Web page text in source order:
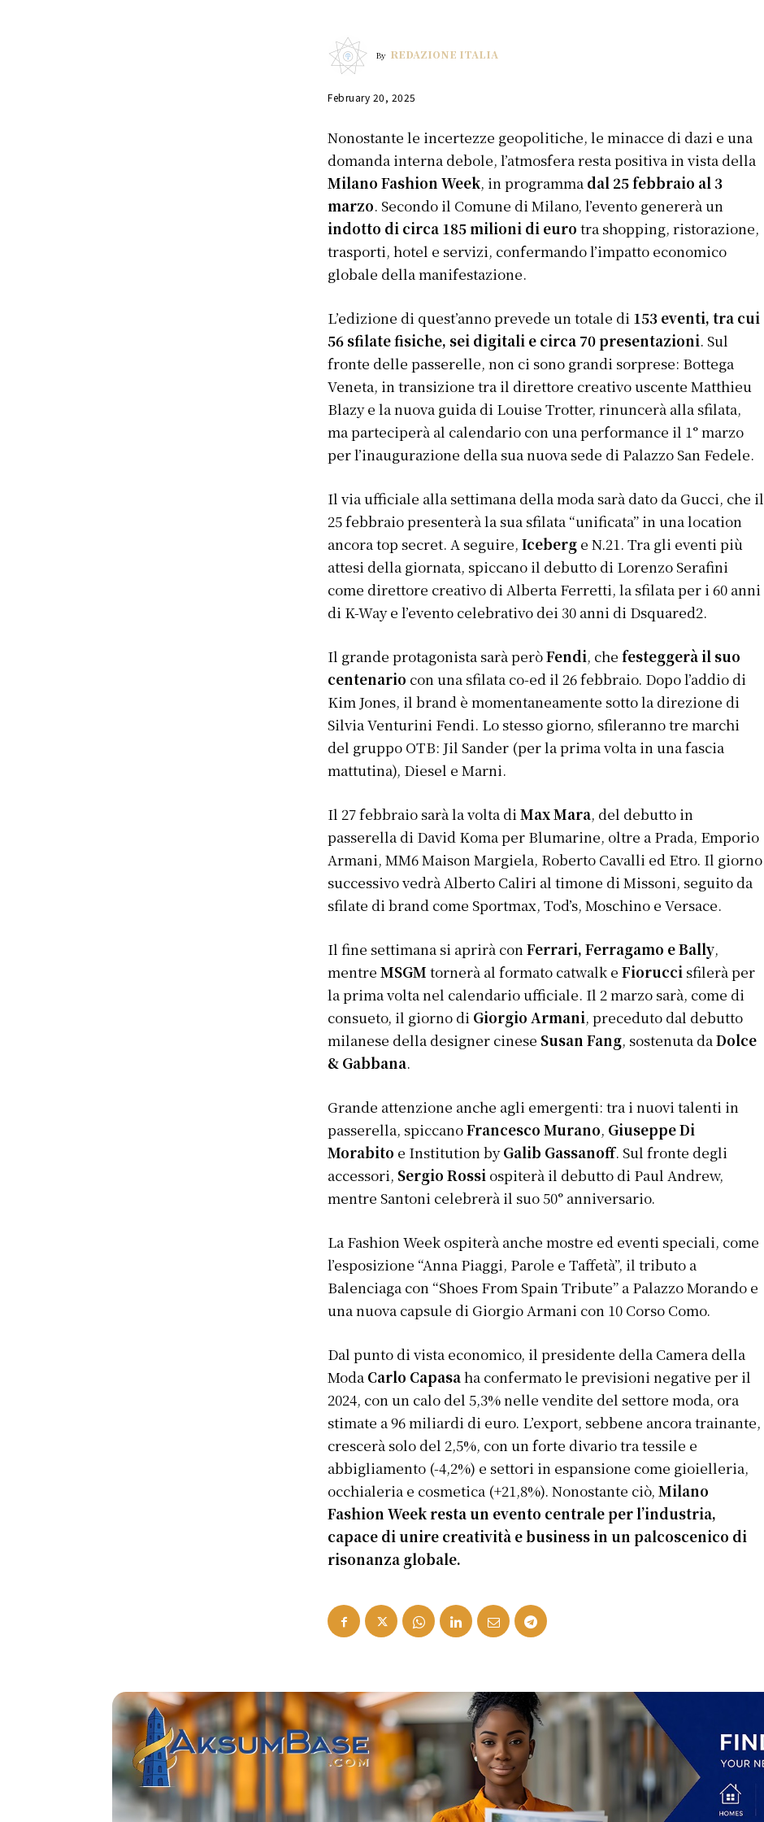
By REDAZIONE ITALIA
February 20, 2025
Nonostante le incertezze geopolitiche, le minacce di dazi e una
domanda interna debole, l’atmosfera resta positiva in vista della
Milano Fashion Week, in programma dal 25 febbraio al 3
marzo. Secondo il Comune di Milano, l’evento genererà un
indotto di circa 185 milioni di euro tra shopping, ristorazione,
trasporti, hotel e servizi, confermando l’impatto economico
globale della manifestazione.
L’edizione di quest’anno prevede un totale di 153 eventi, tra cui
56 sfilate fisiche, sei digitali e circa 70 presentazioni. Sul
fronte delle passerelle, non ci sono grandi sorprese: Bottega
Veneta, in transizione tra il direttore creativo uscente Matthieu
Blazy e la nuova guida di Louise Trotter, rinuncerà alla sfilata,
ma parteciperà al calendario con una performance il 1° marzo
per l’inaugurazione della sua nuova sede di Palazzo San Fedele.
Il via ufficiale alla settimana della moda sarà dato da Gucci, che il
25 febbraio presenterà la sua sfilata “unificata” in una location
ancora top secret. A seguire,Iceberg e N.21. Tra gli eventi più
attesi della giornata, spiccano il debutto di Lorenzo Serafini
come direttore creativo di Alberta Ferretti, la sfilata per i 60 anni
di K-Way e l’evento celebrativo dei 30 anni di Dsquared2.
Il grande protagonista sarà peròFendi, chefesteggerà il suo
centenario con una sfilata co-ed il 26 febbraio. Dopo l’addio di
Kim Jones, il brand è momentaneamente sotto la direzione di
Silvia Venturini Fendi. Lo stesso giorno, sfileranno tre marchi
del gruppo OTB: Jil Sander (per la prima volta in una fascia
mattutina), Diesel e Marni.
Il 27 febbraio sarà la volta diMax Mara, del debutto in
passerella di David Koma per Blumarine, oltre a Prada, Emporio
Armani, MM6 Maison Margiela, Roberto Cavalli ed Etro. Il giorno
successivo vedrà Alberto Caliri al timone di Missoni, seguito da
sfilate di brand come Sportmax, Tod’s, Moschino e Versace.
Il fine settimana si aprirà conFerrari, Ferragamo e Bally,
mentreMSGMtornerà al formato catwalk eFiorucci sfilerà per
la prima volta nel calendario ufficiale. Il 2 marzo sarà, come di
consueto, il giorno di Giorgio Armani, preceduto dal debutto
milanese della designer cinese Susan Fang, sostenuta daDolce
& Gabbana.
Grande attenzione anche agli emergenti: tra i nuovi talenti in
passerella, spiccanoFrancesco Murano, Giuseppe Di
Morabito e Institution byGalib Gassanoff. Sul fronte degli
accessori, Sergio Rossi ospiterà il debutto di Paul Andrew,
mentre Santoni celebrerà il suo 50° anniversario.
La Fashion Week ospiterà anche mostre ed eventi speciali, come
l’esposizione “Anna Piaggi, Parole e Taffetà”, il tributo a
Balenciaga con “Shoes From Spain Tribute” a Palazzo Morando e
una nuova capsule di Giorgio Armani con 10 Corso Como.
Dal punto di vista economico, il presidente della Camera della
Moda Carlo Capasaha confermato le previsioni negative per il
2024, con un calo del 5,3% nelle vendite del settore moda, ora
stimate a 96 miliardi di euro. L’export, sebbene ancora trainante,
crescerà solo del 2,5%, con un forte divario tra tessile e
abbigliamento (-4,2%) e settori in espansione come gioielleria,
occhialeria e cosmetica (+21,8%). Nonostante ciò,Milano
Fashion Week resta un evento centrale per l’industria,
capace di unire creatività e business in un palcoscenico di
risonanza globale.